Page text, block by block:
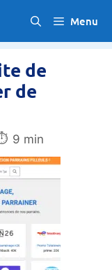
Menu
de
de
9 min